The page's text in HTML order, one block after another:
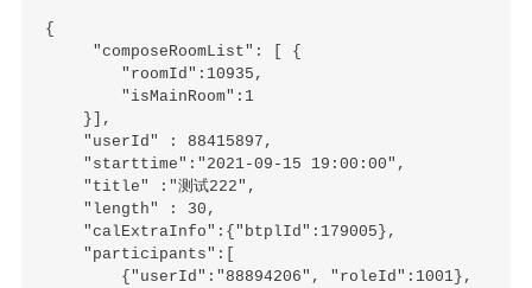
{
     "composeRoomList": [ {
        "roomId":10935,
        "isMainRoom":1
    }],
    "userId" : 88415897,
    "starttime":"2021-09-15 19:00:00",
    "title" :"测试222",
    "length" : 30,
    "calExtraInfo":{"btplId":179005},
    "participants":[
        {"userId":"88894206", "roleId":1001},